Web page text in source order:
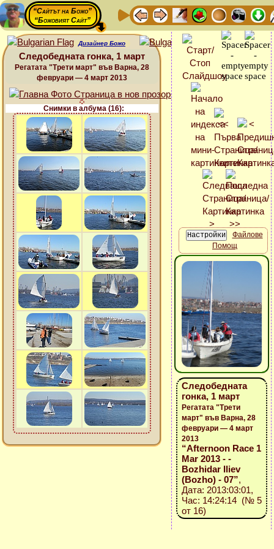
“Сайтът на Божо”
“Божовият Сайт”
Дизайнер Божо
Следобедната гонка, 1 март
Регатата "Трети март" във Варна, 28
февруари — 4 март 2013
Снимки в албума (16):
Файлове
Помощ
Следобедната
гонка, 1 март
Регатата "Трети
март" във Варна, 28
февруари — 4 март
2013
“Afternoon Race 1
Mar 2013 - -
Bozhidar Iliev
(Bozho) - 07”,
Дата: 2013:03:01,
Час: 14:24:14 (№ 5
от 16)